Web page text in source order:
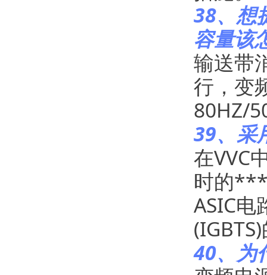
38、想
容量该
输送带
行，变
80HZ/
39、采
在VVC
时的
ASIC电
40、为